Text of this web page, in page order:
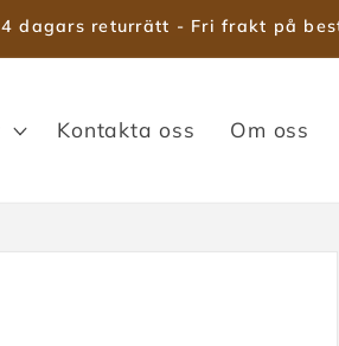
dagars returrätt - Fri frakt på
Kontakta oss Om oss